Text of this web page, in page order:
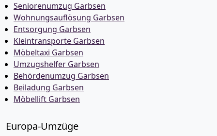
Seniorenumzug Garbsen
Wohnungsauflösung Garbsen
Entsorgung Garbsen
Kleintransporte Garbsen
Möbeltaxi Garbsen
Umzugshelfer Garbsen
Behördenumzug Garbsen
Beiladung Garbsen
Möbellift Garbsen
Europa-Umzüge